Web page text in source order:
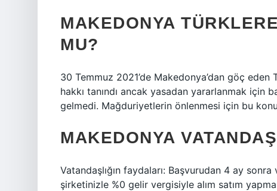
MAKEDONYA
MU?
30 Temmuz 2021’de Makedonya’dan göç
hakkı tanındı ancak yasadan yararlanmak için
gelmedi. Mağduriyetlerin önlenmesi için bu
MAKEDONYA
Vatandaşlığın faydaları: Başvurudan 4 ay
şirketinizle %0 gelir vergisiyle alım satım